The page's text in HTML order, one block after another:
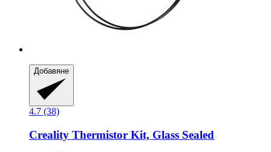
Добавяне
4.7 (38)
Creality Thermistor Kit, Glass Sealed